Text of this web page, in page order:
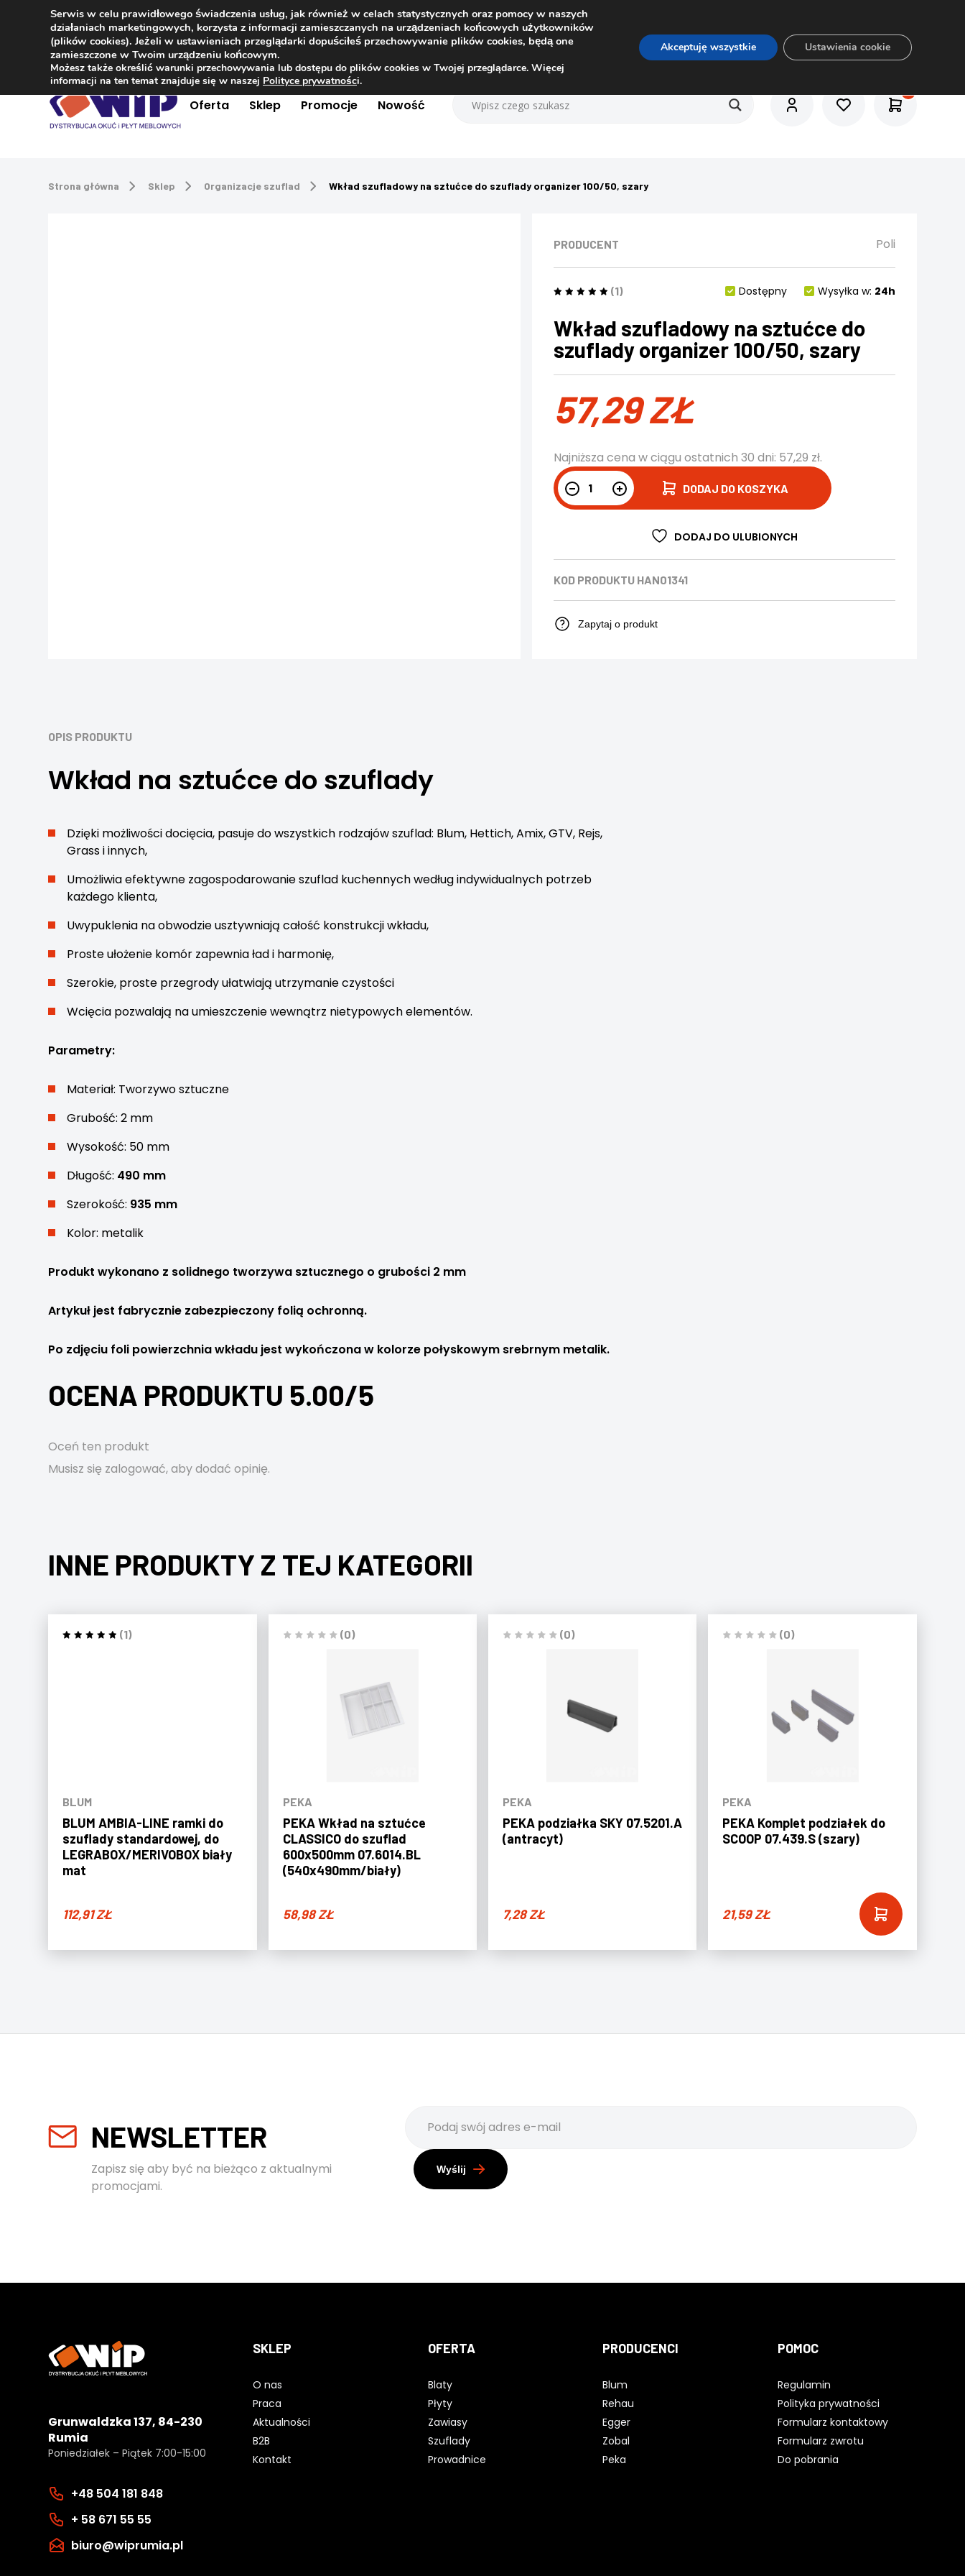
Kontakt +48 504 181 848
Oferta Sklep Promocje Nowość
Strona główna Sklep Organizacje szuflad Wkład szufladowy na sztućce do szuflady organizer 100/50, szary
PRODUCENT Poli
(1) Dostępny Wysyłka w: 24h
Wkład szufladowy na sztućce do
szuflady organizer 100/50, szary
57,29ZŁ
Najniższa cena w ciągu ostatnich 30 dni: 57,29 zł.
DODAJ DO KOSZYKA
DODAJ DO ULUBIONYCH
KOD PRODUKTU HAN01341
Zapytaj o produkt
OPIS PRODUKTU
Wkład na sztućce do szuflady
Dzięki możliwości docięcia, pasuje do wszystkich rodzajów szuflad: Blum, Hettich, Amix, GTV, Rejs,
Grass i innych,
Umożliwia efektywne zagospodarowanie szuflad kuchennych według indywidualnych potrzeb
każdego klienta,
Uwypuklenia na obwodzie usztywniają całość konstrukcji wkładu,
Proste ułożenie komór zapewnia ład i harmonię,
Szerokie, proste przegrody ułatwiają utrzymanie czystości
Wcięcia pozwalają na umieszczenie wewnątrz nietypowych elementów.
Parametry:
Materiał: Tworzywo sztuczne
Grubość: 2 mm
Wysokość: 50 mm
Długość: 490 mm
Szerokość: 935 mm
Kolor: metalik
Produkt wykonano z solidnego tworzywa sztucznego o grubości 2 mm
Artykuł jest fabrycznie zabezpieczony folią ochronną.
Po zdjęciu foli powierzchnia wkładu jest wykończona w kolorze połyskowym srebrnym metalik.
OCENA PRODUKTU 5.00/5
Oceń ten produkt
Musisz się zalogować, aby dodać opinię.
INNE PRODUKTY Z TEJ KATEGORII
(1)
BLUM
BLUM AMBIA-LINE ramki do
szuflady standardowej, do
LEGRABOX/MERIVOBOX biały
mat
112,91ZŁ
(0)
PEKA
PEKA Wkład na sztućce
CLASSICO do szuflad
600x500mm 07.6014.BL
(540x490mm/biały)
58,98ZŁ
(0)
PEKA
PEKA podziałka SKY 07.5201.A
(antracyt)
7,28ZŁ
(0)
PEKA
PEKA Komplet podziałek do
SCOOP 07.439.S (szary)
21,59ZŁ
NEWSLETTER
Zapisz się aby być na bieżąco z aktualnymi
promocjami.
Wyślij
Grunwaldzka 137, 84-230
Rumia
Poniedziałek – Piątek 7:00-15:00
+48 504 181 848
+ 58 671 55 55
biuro@wiprumia.pl
SKLEP
O nas
Praca
Aktualności
B2B
Kontakt
OFERTA
Blaty
Płyty
Zawiasy
Szuflady
Prowadnice
PRODUCENCI
Blum
Rehau
Egger
Zobal
Peka
POMOC
Regulamin
Polityka prywatności
Formularz kontaktowy
Formularz zwrotu
Do pobrania
Serwis w celu prawidłowego świadczenia usług, jak również w celach statystycznych oraz pomocy w naszych
działaniach marketingowych, korzysta z informacji zamieszczanych na urządzeniach końcowych użytkowników
(plików cookies). Jeżeli w ustawieniach przeglądarki dopuściłeś przechowywanie plików cookies, będą one
zamieszczone w Twoim urządzeniu końcowym.
Możesz także określić warunki przechowywania lub dostępu do plików cookies w Twojej przeglądarce. Więcej
informacji na ten temat znajduje się w naszej Polityce prywatności.
Akceptuję wszystkie Ustawienia cookie